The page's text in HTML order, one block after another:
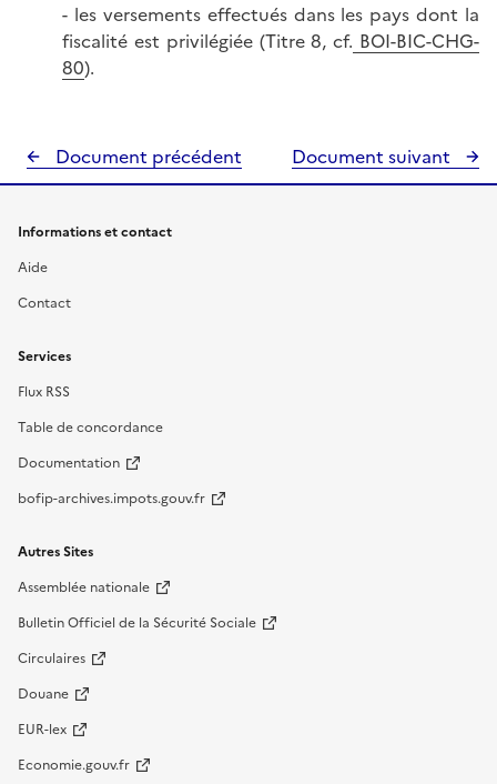
- les versements effectués dans les pays dont la
fiscalité est privilégiée (Titre 8, cf. BOI-BIC-CHG-
80).
Document précédent Document suivant
Informations et contact
Aide
Contact
Services
Flux RSS
Table de concordance
Documentation
bofip-archives.impots.gouv.fr
Autres Sites
Assemblée nationale
Bulletin Officiel de la Sécurité Sociale
Circulaires
Douane
EUR-lex
Economie.gouv.fr